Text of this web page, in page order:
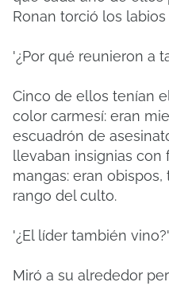
Ronan torció los
'¿Por qué reunieron a
Cinco de ellos tenían
color carmesí: eran
escuadrón de
llevaban insignias con
mangas: eran
rango del culto.
'¿El líder también vino?'
Miró a su alrededor